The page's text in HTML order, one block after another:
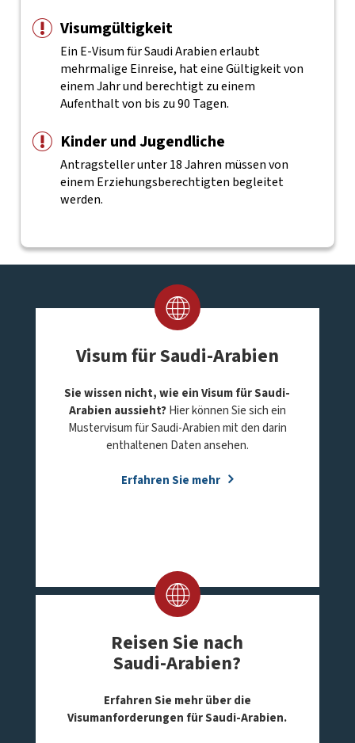
Visumgültigkeit
Ein E-Visum für Saudi Arabien erlaubt
mehrmalige Einreise, hat eine Gültigkeit von
einem Jahr und berechtigt zu einem
Aufenthalt von bis zu 90 Tagen.
Kinder und Jugendliche
Antragsteller unter 18 Jahren müssen von
einem Erziehungsberechtigten begleitet
werden.
Visum für Saudi-Arabien
Sie wissen nicht, wie ein Visum für Saudi-
Arabien aussieht?Hier können Sie sich ein
Mustervisum für Saudi-Arabien mit den darin
enthaltenen Daten ansehen.
Erfahren Sie mehr
Reisen Sie nach
Saudi-Arabien?
Erfahren Sie mehr über die
Visumanforderungen für Saudi-Arabien.